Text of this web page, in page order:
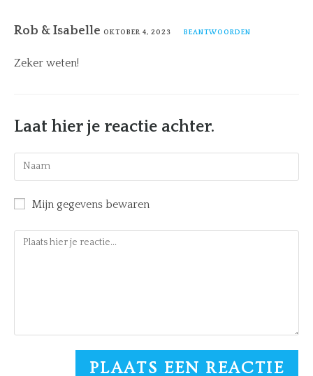
Rob & Isabelle OKTOBER 4, 2023 BEANTWOORDEN
Zeker weten!
Laat hier je reactie achter.
Mijn gegevens bewaren